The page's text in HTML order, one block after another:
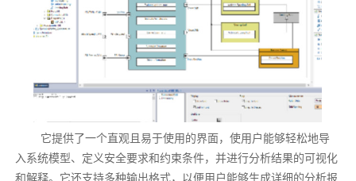
它提供了一个直观且易于使用的界面，使用户能够轻松地导
入系统模型、定义安全要求和约束条件，并进行分析结果的可视化
和解释。它还支持多种输出格式，以便用户能够生成详细的分析报